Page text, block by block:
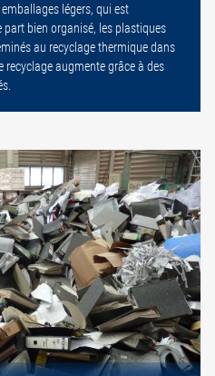
légers, qui est
part bien organisé, les plastiques
au recyclage thermique dans
recyclage augmente grâce à des